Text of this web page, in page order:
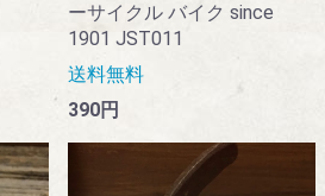
ーサイクル バイク since
1901 JST011
送料無料
390円